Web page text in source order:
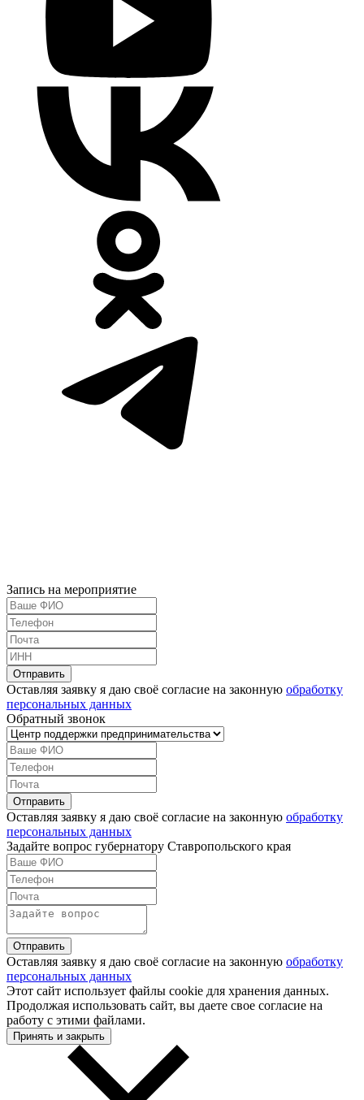
Запись на мероприятие
Оставляя заявку я даю своё согласие на законную обработку
персональных данных
Обратный звонок
Оставляя заявку я даю своё согласие на законную обработку
персональных данных
Задайте вопрос губернатору Ставропольского края
Оставляя заявку я даю своё согласие на законную обработку
персональных данных
Этот сайт использует файлы cookie для хранения данных.
Продолжая использовать сайт, вы даете свое согласие на
работу с этими файлами.
Принять и закрыть